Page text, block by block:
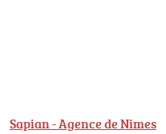
Sapian - Agence de Nimes